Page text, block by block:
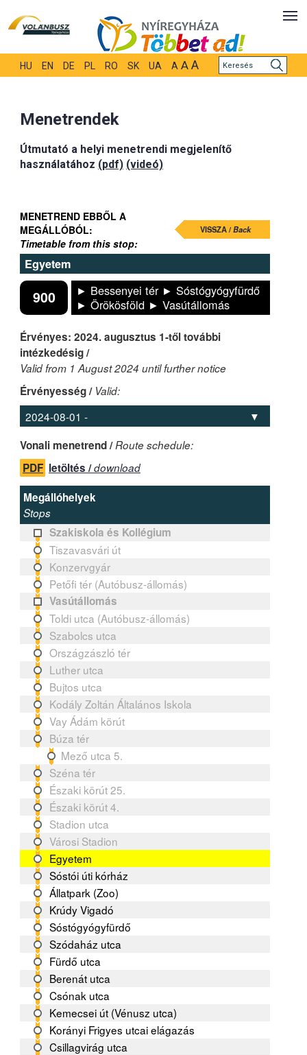
HU EN DE PL RO SK UA A A A
Menetrendek
Útmutató a helyi menetrendi megjelenítő
használatához (pdf) (videó)
MENETREND EBBŐL A
MEGÁLLÓBÓL:
Timetable from this stop:
VISSZA /Back
Egyetem
900
► Bessenyei tér ► Sóstógyógyfürdő
► Örökösföld ► Vasútállomás
Érvényes: 2024. augusztus 1-től további
intézkedésig /
Valid from 1 August 2024 until further notice
Érvényesség / Valid:
Vonali menetrend /Route schedule:
PDF letöltés /download
Megállóhelyek
Stops
Szakiskola és Kollégium
Tiszavasvári út
Konzervgyár
Petőfi tér (Autóbusz-állomás)
Vasútállomás
Toldi utca (Autóbusz-állomás)
Szabolcs utca
Országzászló tér
Luther utca
Bujtos utca
Kodály Zoltán Általános Iskola
Vay Ádám körút
Búza tér
Mező utca 5.
Széna tér
Északi körút 25.
Északi körút 4.
Stadion utca
Városi Stadion
Egyetem
Sóstói úti kórház
Állatpark (Zoo)
Krúdy Vigadó
Sóstógyógyfürdő
Szódaház utca
Fürdő utca
Berenát utca
Csónak utca
Kemecsei út (Vénusz utca)
Korányi Frigyes utcai elágazás
Csillagvirág utca